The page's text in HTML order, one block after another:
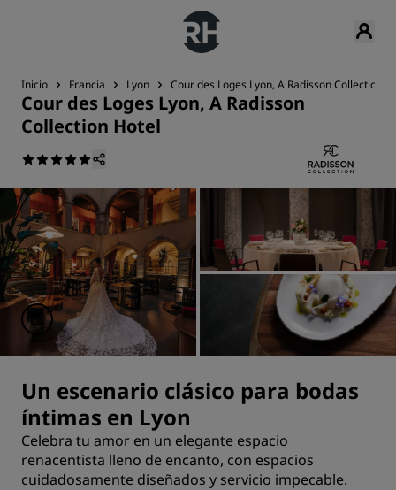
Inicio Francia Lyon Cour des Loges Lyon, A Radisson Collection
Cour des Loges Lyon, A Radisson
Collection Hotel
Un escenario clásico para bodas
íntimas en Lyon
Celebra tu amor en un elegante espacio
renacentista lleno de encanto, con espacios
cuidadosamente diseñados y servicio impecable.